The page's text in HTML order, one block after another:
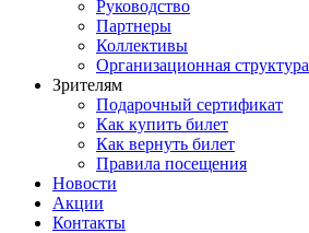
Руководство
Партнеры
Коллективы
Организационная структура
Зрителям
Подарочный сертификат
Как купить билет
Как вернуть билет
Правила посещения
Новости
Акции
Контакты